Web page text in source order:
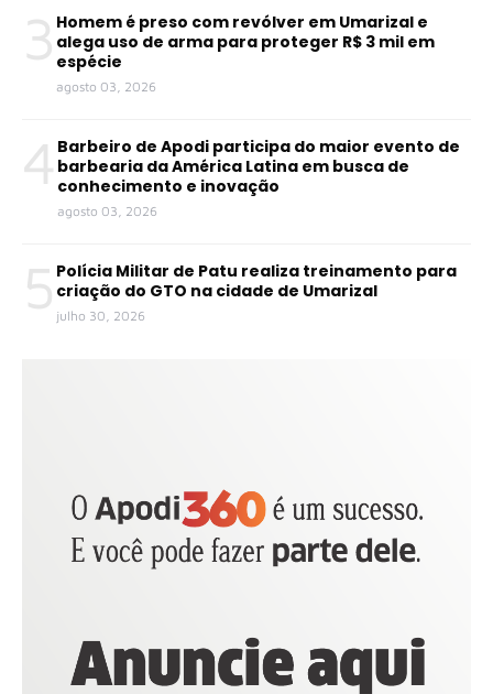
3 Homem é preso com revólver em Umarizal e
alega uso de arma para proteger R$ 3 mil em
espécie
agosto 03, 2026
4 Barbeiro de Apodi participa do maior evento de
barbearia da América Latina em busca de
conhecimento e inovação
agosto 03, 2026
5 Polícia Militar de Patu realiza treinamento para
criação do GTO na cidade de Umarizal
julho 30, 2026